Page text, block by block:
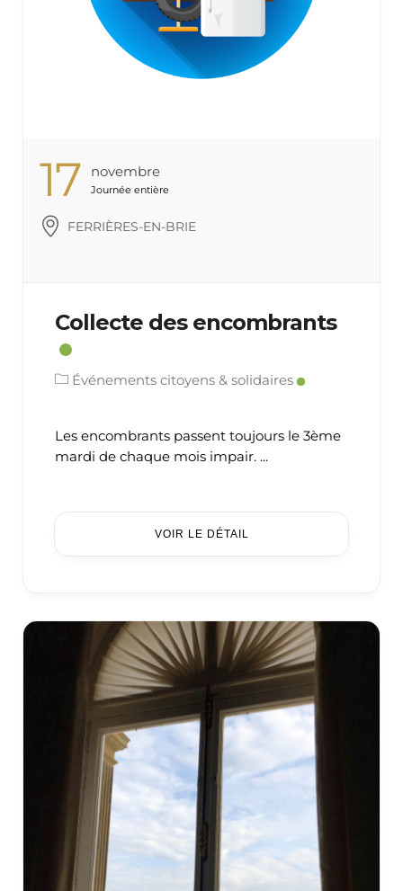
17 Novembre
Journée entière
FERRIÈRES-EN-BRIE
Collecte des encombrants
Événements citoyens & solidaires
Les encombrants passent toujours le 3ème
mardi de chaque mois impair. ...
VOIR LE DÉTAIL